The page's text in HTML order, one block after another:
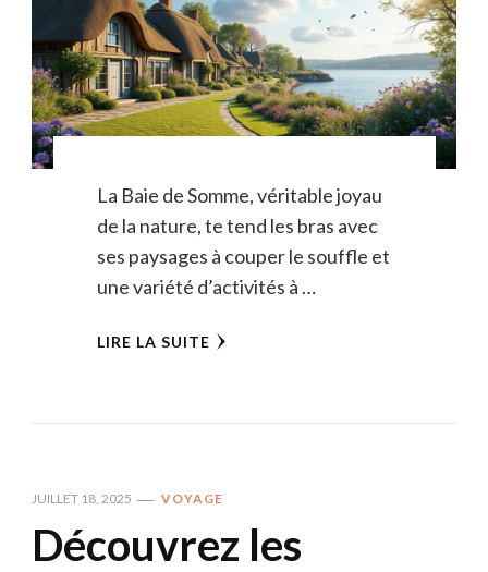
La Baie de Somme, véritable joyau
de la nature, te tend les bras avec
ses paysages à couper le souffle et
une variété d’activités à …
LIRE LA SUITE
JUILLET 18, 2025 VOYAGE
Découvrez les